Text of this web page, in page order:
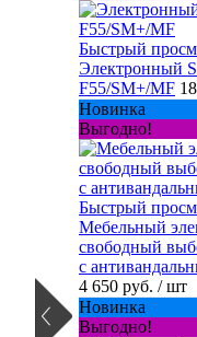
Быстрый
Электронный
F55/SM+/MF
Новинка
Выгодно!
Быстрый
Мебельный
свободный
с
4 650 руб. / шт
Новинка
Выгодно!